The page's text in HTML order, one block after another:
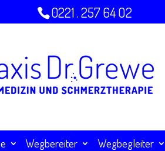
0221 . 257 64 O2
Wegbereiter Wegbegleiter